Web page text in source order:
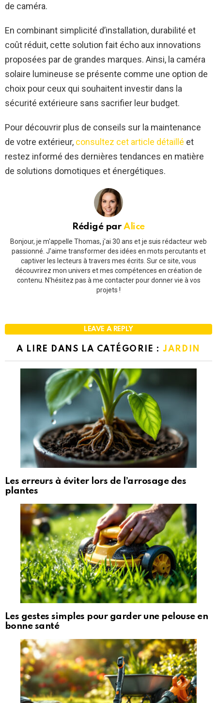
de caméra.
En combinant simplicité d’installation, durabilité et
coût réduit, cette solution fait écho aux innovations
proposées par de grandes marques. Ainsi, la caméra
solaire lumineuse se présente comme une option de
choix pour ceux qui souhaitent investir dans la
sécurité extérieure sans sacrifier leur budget.
Pour découvrir plus de conseils sur la maintenance
de votre extérieur, consultez cet article détaillé et
restez informé des dernières tendances en matière
de solutions domotiques et énergétiques.
Rédigé parAlice
Bonjour, je m'appelle Thomas, j'ai 30 ans et je suis rédacteur web
passionné. J'aime transformer des idées en mots percutants et
captiver les lecteurs à travers mes écrits. Sur ce site, vous
découvrirez mon univers et mes compétences en création de
contenu. N'hésitez pas à me contacter pour donner vie à vos
projets !
LEAVE A REPLY
A LIRE DANS LA CATÉGORIE :JARDIN
Les erreurs à éviter lors de l’arrosage des
plantes
Les gestes simples pour garder une pelouse en
bonne santé